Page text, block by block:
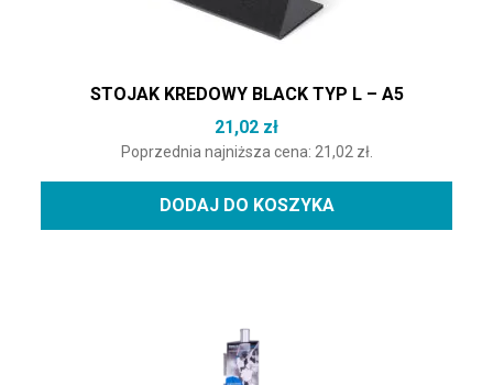
STOJAK KREDOWY BLACK TYP L – A5
21,02 zł
Poprzednia najniższa cena: 21,02 zł.
DODAJ DO KOSZYKA